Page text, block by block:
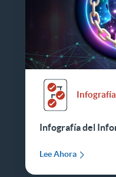
Infografía
Infografía del
Lee Ahora